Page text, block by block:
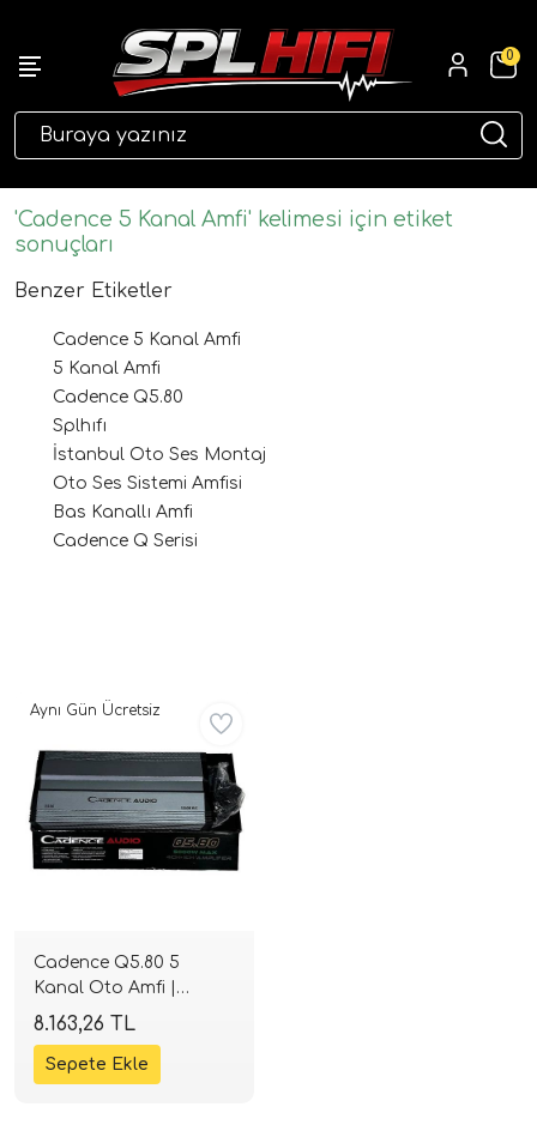
0
'Cadence 5 Kanal Amfi' kelimesi için etiket
sonuçları
Benzer Etiketler
Cadence 5 Kanal Amfi
5 Kanal Amfi
Cadence Q5.80
Splhıfı
İstanbul Oto Ses Montaj
Oto Ses Sistemi Amfisi
Bas Kanallı Amfi
Cadence Q Serisi
Cadence Q5.80 5
Kanal Oto Amfi |
4x80W + 1x300W RMS |
SPLHIFI
8.163,26 TL
Aynı Gün Ücretsiz